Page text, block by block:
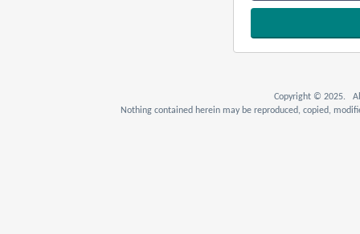
Copyright © 2025. All
Nothing contained herein may be reproduced, copied,